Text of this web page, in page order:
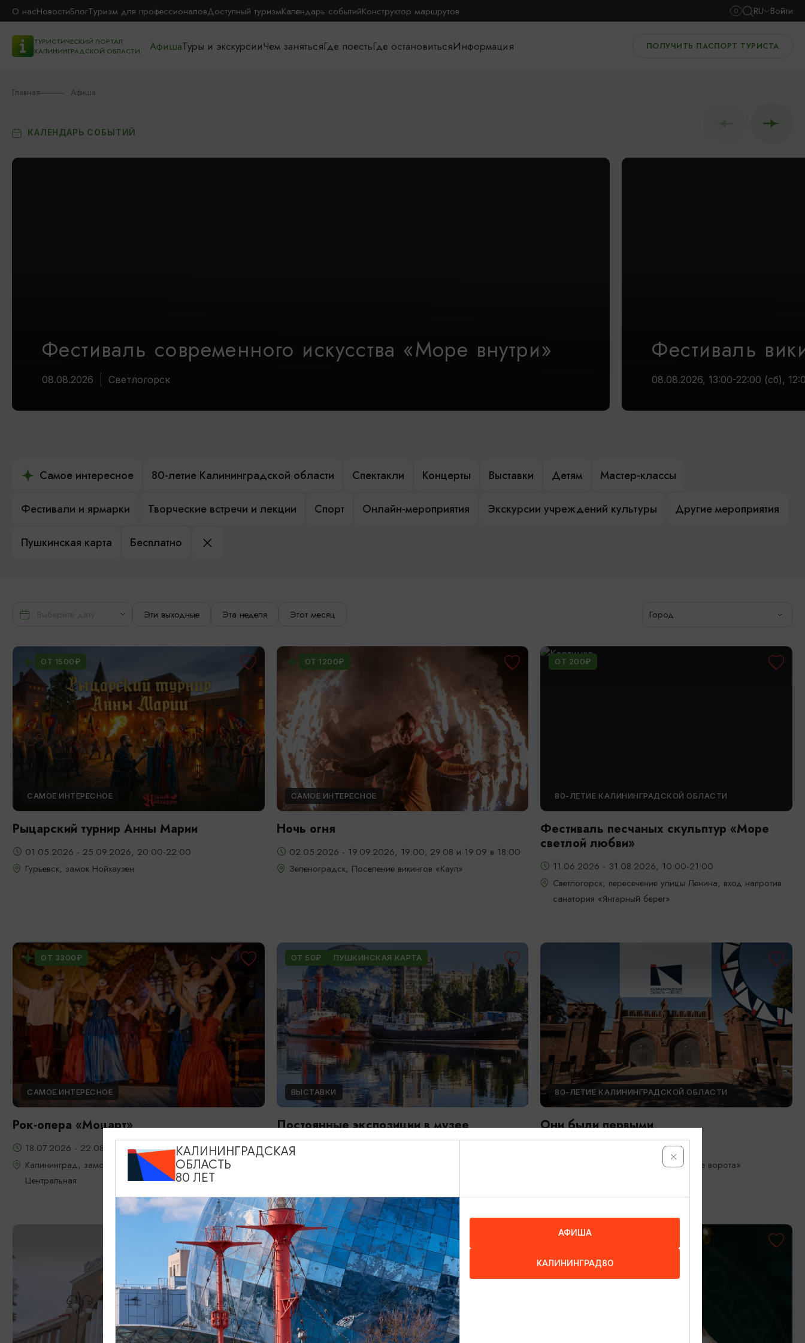
О насНовостиБлогТуризм для профессионаловДоступный туризмКалендарь событийКонструктор маршрутов RU Войти
ТУРИСТИЧЕСКИЙ ПОРТАЛ
КАЛИНИНГРАДСКОЙ ОБЛАСТИ
АфишаТуры и экскурсииЧем занятьсяГде поестьГде остановитьсяИнформация ПОЛУЧИТЬ ПАСПОРТ ТУРИСТА
Главная Афиша
КАЛЕНДАРЬ СОБЫТИЙ
Фестиваль современного искусства «Море внутри»
08.08.2026 Светлогорск
Фестиваль
08.08.2026, 13:00-22:00 (сб),
Самое интересное 80-летие Калининградской области Спектакли Концерты Выставки Детям Мастер-классы
Фестивали и ярмарки Творческие встречи и лекции Спорт Онлайн-мероприятия Экскурсии учреждений культуры Другие мероприятия
Пушкинская карта Бесплатно
Эти выходные Эта неделя Этот месяц Город
ОТ 1500₽
САМОЕ ИНТЕРЕСНОЕ
Рыцарский турнир Анны Марии
01.05.2026 - 25.09.2026, 20:00-22:00
Гурьевск, замок Нойхаузен
ОТ 1200₽
САМОЕ ИНТЕРЕСНОЕ
Ночь огня
02.05.2026 - 19.09.2026, 19:00; 29.08 и 19.09 в 18:00
Зеленоградск, Поселение викингов «Кауп»
ОТ 200₽
80-ЛЕТИЕ КАЛИНИНГРАДСКОЙ ОБЛАСТИ
Фестиваль песчаных скульптур «Море
светлой любви»
11.06.2026 - 31.08.2026, 10:00-21:00
Светлогорск, пересечение улицы Ленина, вход напротив
санатория «Янтарный берег»
ОТ 3300₽
САМОЕ ИНТЕРЕСНОЕ
Рок-опера «Моцарт»
18.07.2026 - 22.08.2026, 18:00, 7.08 и 22.08 в 17:00
Калининград, замок Шаакен, пос. Некрасово, ул.
Центральная
ОТ 50₽ ПУШКИНСКАЯ КАРТА
ВЫСТАВКИ
Постоянные экспозиции в музее
Мирового океана
80-ЛЕТИЕ КАЛИНИНГРАДСКОЙ ОБЛАСТИ
Они были первыми
Калининград, Музей «Фридландские ворота»
КАЛИНИНГРАДСКАЯ
ОБЛАСТЬ
80 ЛЕТ
АФИША
КАЛИНИНГРАД80